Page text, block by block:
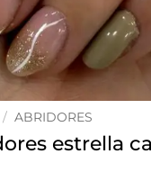
/ ABRIDORES
estrella